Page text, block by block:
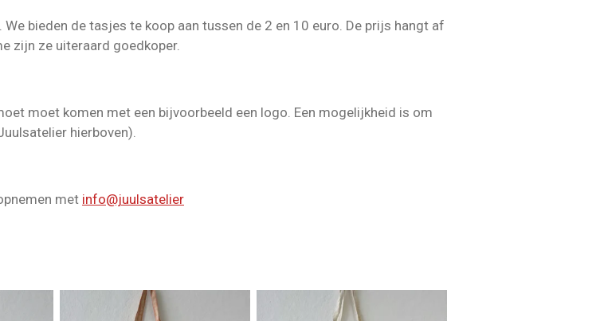
bieden de tasjes te koop aan tussen de 2 en 10 euro. De prijs hangt af
zijn ze uiteraard goedkoper.
moet komen met een bijvoorbeeld een logo. Een mogelijkheid is om
hierboven).
met info@juulsatelier